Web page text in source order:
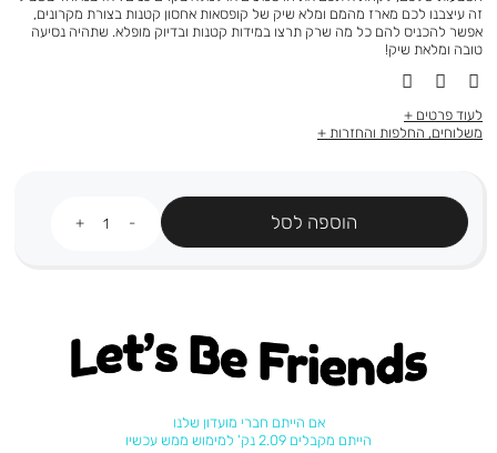
זה עיצבנו לכם מארז מהמם ומלא שיק של קופסאות אחסון קטנות בצורת מקרונים,
אפשר להכניס להם כל מה שרק תרצו במידות קטנות ובדיוק מופלא. שתהיה נסיעה
טובה ומלאת שיק!
לעוד פרטים
משלוחים, החלפות והחזרות
הוספה לסל
Let's be friends
אם הייתם חברי מועדון שלנו
הייתם מקבלים 2.09 נק' למימוש ממש עכשיו